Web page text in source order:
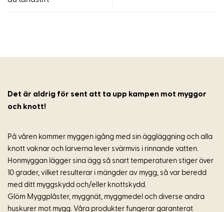
Det är aldrig för sent att ta upp kampen mot myggor
och knott!
På våren kommer myggen igång med sin äggläggning och alla
knott vaknar och larverna lever svärmvis i rinnande vatten.
Honmyggan lägger sina ägg så snart temperaturen stiger över
10 grader, vilket resulterar i mängder av mygg, så var beredd
med ditt myggskydd och/eller knottskydd.
Glöm Myggplåster, myggnät, myggmedel och diverse andra
huskurer mot mygg. Våra produkter fungerar garanterat